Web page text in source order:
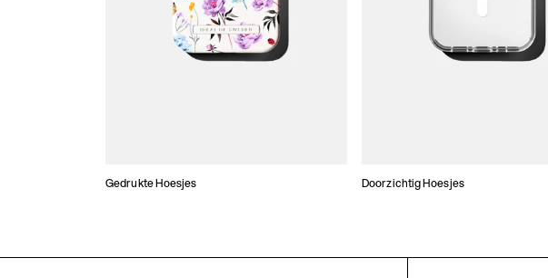
Gedrukte Hoesjes Doorzichtig Hoesjes